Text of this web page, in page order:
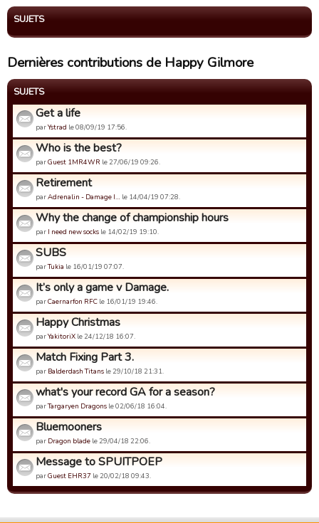
SUJETS
Dernières contributions de Happy Gilmore
SUJETS
Get a life
parYstrad le 08/09/19 17:56.
Who is the best?
parGuest 1MR4WR le 27/06/19 09:26.
Retirement
parAdrenalin - Damage I… le 14/04/19 07:28.
Why the change of championship hours
par I need new socks le 14/02/19 19:10.
SUBS
parTukia le 16/01/19 07:07.
It’s only a game v Damage.
parCaernarfon RFC le 16/01/19 19:46.
Happy Christmas
parYakitoriX le 24/12/18 16:07.
Match Fixing Part 3.
par Balderdash Titans le 29/10/18 21:31.
what's your record GA for a season?
parTargaryen Dragons le 02/06/18 16:04.
Bluemooners
par Dragon blade le 29/04/18 22:06.
Message to SPUITPOEP
parGuest EHR37 le 20/02/18 09:43.